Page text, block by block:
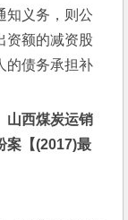
知义务，则公
资额的减资股
的债务承担补
山西煤炭运销
案【(2017)最